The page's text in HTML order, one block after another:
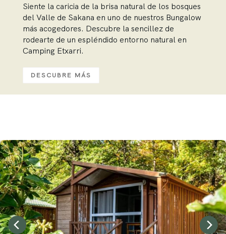
Siente la caricia de la brisa natural de los bosques
del Valle de Sakana en uno de nuestros Bungalow
más acogedores. Descubre la sencillez de
rodearte de un espléndido entorno natural en
Camping Etxarri.
DESCUBRE MÁS